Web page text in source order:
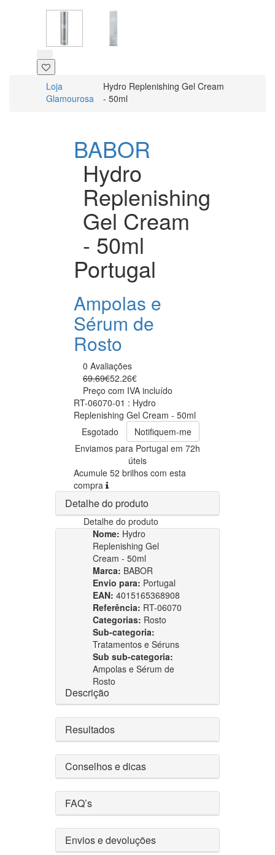
Loja
Glamourosa
Hydro Replenishing Gel Cream
- 50ml
BABOR
Hydro
Replenishing
Gel Cream
- 50ml
Portugal
Ampolas e
Sérum de
Rosto
0 Avaliações
69.69€52.26€
Preço com IVA incluído
RT-06070-01 : Hydro
Replenishing Gel Cream - 50ml
Esgotado
Notifiquem-me
Enviamos para Portugal em 72h
úteis
Acumule 52 brilhos com esta
compra
Detalhe do produto
Detalhe do produto
Nome: Hydro
Replenishing Gel
Cream - 50ml
Marca: BABOR
Envio para: Portugal
EAN: 4015165368908
Referência: RT-06070
Categorias: Rosto
Sub-categoria:
Tratamentos e Séruns
Sub sub-categoria:
Ampolas e Sérum de
Rosto
Descrição
Resultados
Conselhos e dicas
FAQ’s
Envios e devoluções